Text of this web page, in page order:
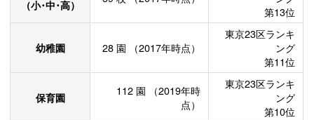
（小･中･高）
第13位
幼稚園 28 園 （2017年時点）
東京23区ランキ
ング
第11位
保育園 112 園
（2019年時
点）
東京23区ランキ
ング
第10位